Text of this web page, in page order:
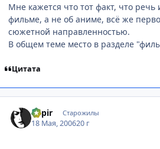
Мне кажется что тот факт, что речь
фильме, а не об аниме, всё же
сюжетной направленностью.
В общем теме место в разделе
Цитата
Rapir Старожилы
18 Мая, 200620 г